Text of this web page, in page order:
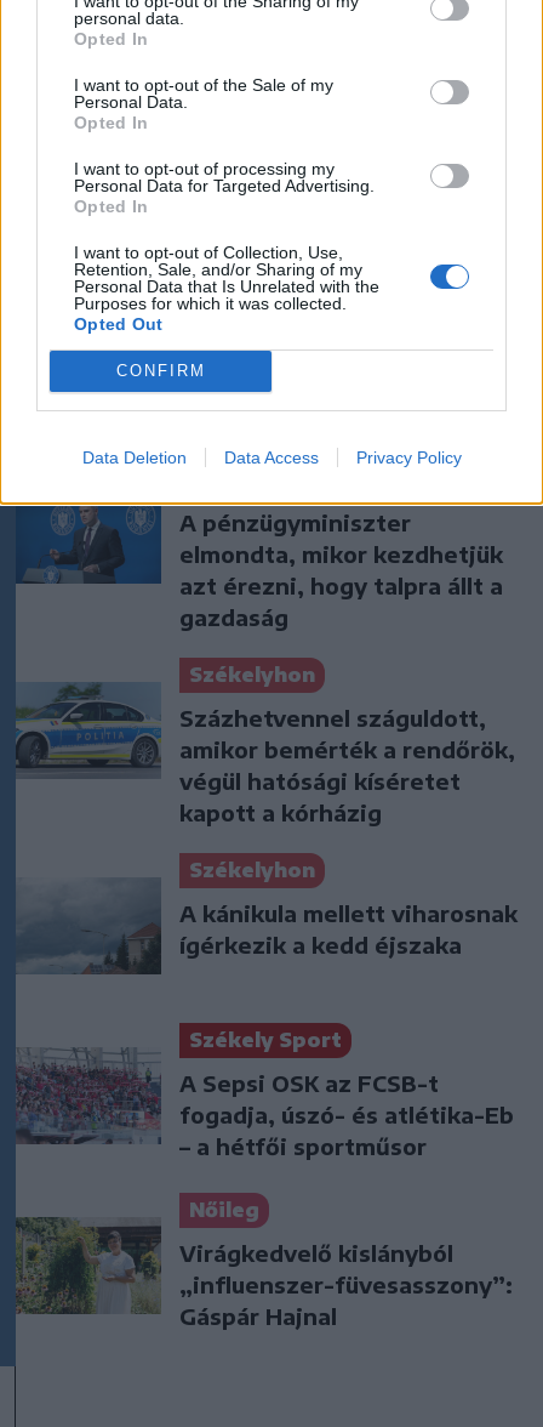
personal data.
Opted In
I want to opt-out of the Sale of my
Personal Data.
Opted In
I want to opt-out of processing my
Personal Data for Targeted Advertising.
Opted In
I want to opt-out of Collection, Use,
Retention, Sale, and/or Sharing of my
Personal Data that Is Unrelated with the
Purposes for which it was collected.
Opted Out
CONFIRM
Data Deletion Data Access Privacy Policy
1 hozzászólás
Ezek is érdekelhetik
Krónika
Aluljáróktól a tram-trainig:
így épül át Nagyvárad
A pénzügyminiszter
elmondta, mikor kezdhetjük
azt érezni, hogy talpra állt a
gazdaság
Székelyhon
Százhetvennel száguldott,
amikor bemérték a rendőrök,
végül hatósági kíséretet
kapott a kórházig
Székelyhon
A kánikula mellett viharosnak
ígérkezik a kedd éjszaka
Székely Sport
A Sepsi OSK az FCSB-t
fogadja, úszó- és atlétika-Eb
– a hétfői sportműsor
Nőileg
Virágkedvelő kislányból
„influenszer-füvesasszony”:
Gáspár Hajnal